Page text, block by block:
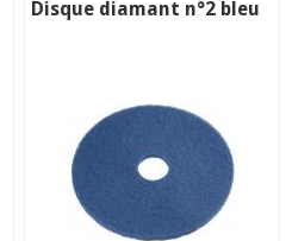
Disque diamant n°2 bleu